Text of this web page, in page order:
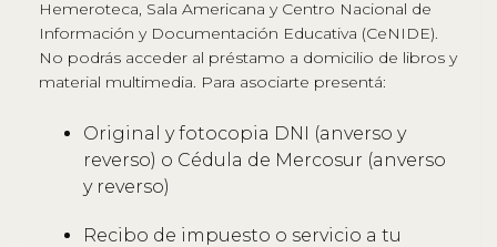
Hemeroteca, Sala Americana y Centro Nacional de
Información y Documentación Educativa (CeNIDE).
No podrás acceder al préstamo a domicilio de libros y
material multimedia. Para asociarte presentá:
Original y fotocopia DNI (anverso y
reverso) o Cédula de Mercosur (anverso
y reverso)
Recibo de impuesto o servicio a tu